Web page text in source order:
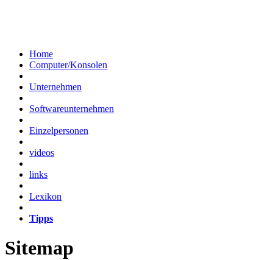
Home
Computer/Konsolen
Unternehmen
Softwareunternehmen
Einzelpersonen
videos
links
Lexikon
Tipps
Sitemap